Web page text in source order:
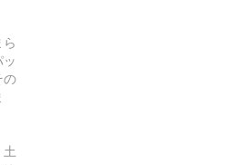
の